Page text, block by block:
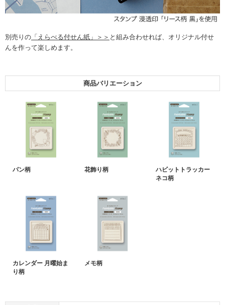
別売りの 「えらべる付せん紙」＞＞ と組み合わせれば、オリジナル付せ
んを作って楽しめます。
商品バリエーション
パン柄 花飾り柄
ハビットトラッカー
ネコ柄
カレンダー 月曜始ま
り柄
メモ柄